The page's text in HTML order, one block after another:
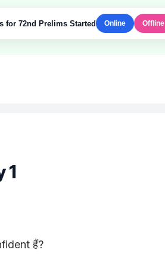
for 72nd Prelims Started Online Offline
1
हैं?